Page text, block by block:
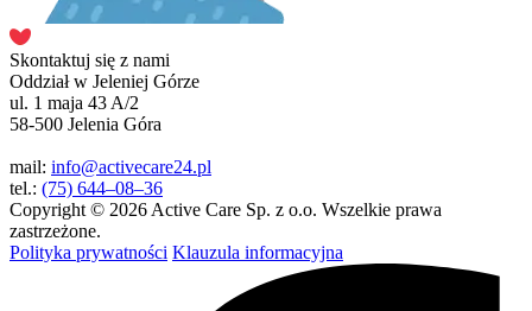
Skontaktuj się z nami
Oddział w Jeleniej Górze
ul. 1 maja 43 A/2
58-500 Jelenia Góra
mail: info@activecare24.pl
tel.: (75) 644–08–36
Copyright © 2026 Active Care Sp. z o.o. Wszelkie prawa
zastrzeżone.
Polityka prywatności Klauzula informacyjna